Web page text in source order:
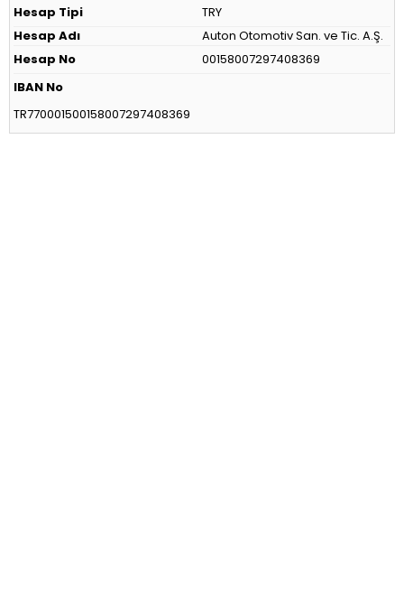
Hesap Tipi
TRY
Hesap Adı
Auton Otomotiv San. ve Tic. A.Ş.
Hesap No
00158007297408369
IBAN No
TR770001500158007297408369